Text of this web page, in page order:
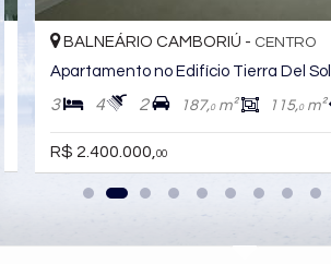
BALNEÁRIO CAMBORIÚ - CENTRO
Apartamento no Edifício Tierra Del Sol
3 4 2 187,0m² 115,0m²
R$ 2.400.000,00